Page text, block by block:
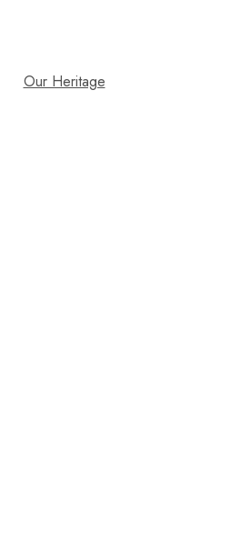
Our Heritage